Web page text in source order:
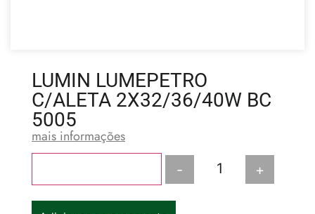
LUMIN LUMEPETRO
C/ALETA 2X32/36/40W BC
5005
mais informações
- +